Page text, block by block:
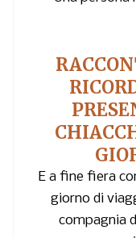
E a fine fiera
giorno di
compagnia